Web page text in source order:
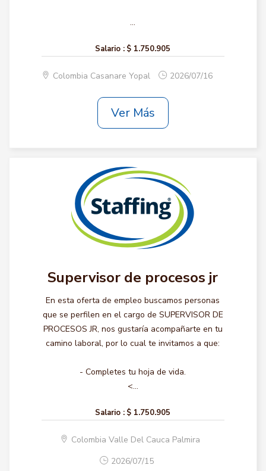
...
Salario : $ 1.750.905
Colombia Casanare Yopal 2026/07/16
Ver Más
Supervisor de procesos jr
En esta oferta de empleo buscamos personas
que se perfilen en el cargo de SUPERVISOR DE
PROCESOS JR, nos gustaría acompañarte en tu
camino laboral, por lo cual te invitamos a que:
- Completes tu hoja de vida.
<...
Salario : $ 1.750.905
Colombia Valle Del Cauca Palmira
2026/07/15